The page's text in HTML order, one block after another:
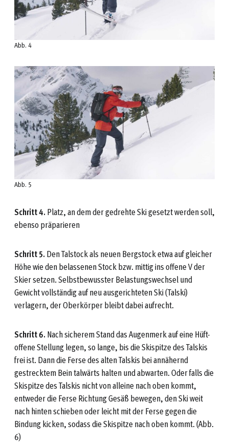
Abb. 4
Abb. 5
Schritt 4. Platz, an dem der gedrehte Ski gesetzt werden soll,
ebenso präparieren
Schritt 5. Den Talstock als neuen Bergstock etwa auf gleicher
Höhe wie den belassenen Stock bzw. mittig ins offene V der
Skier setzen. Selbstbewusster Belastungswechsel und
Gewicht vollständig auf neu ausgerichteten Ski (Talski)
verlagern, der Oberkörper bleibt dabei aufrecht.
Schritt 6. Nach sicherem Stand das Augenmerk auf eine Hüft-
offene Stellung legen, so lange, bis die Skispitze des Talskis
frei ist. Dann die Ferse des alten Talskis bei annähernd
gestrecktem Bein talwärts halten und abwarten. Oder falls die
Skispitze des Talskis nicht von alleine nach oben kommt,
entweder die Ferse Richtung Gesäß bewegen, den Ski weit
nach hinten schieben oder leicht mit der Ferse gegen die
Bindung kicken, sodass die Skispitze nach oben kommt. (Abb.
6)